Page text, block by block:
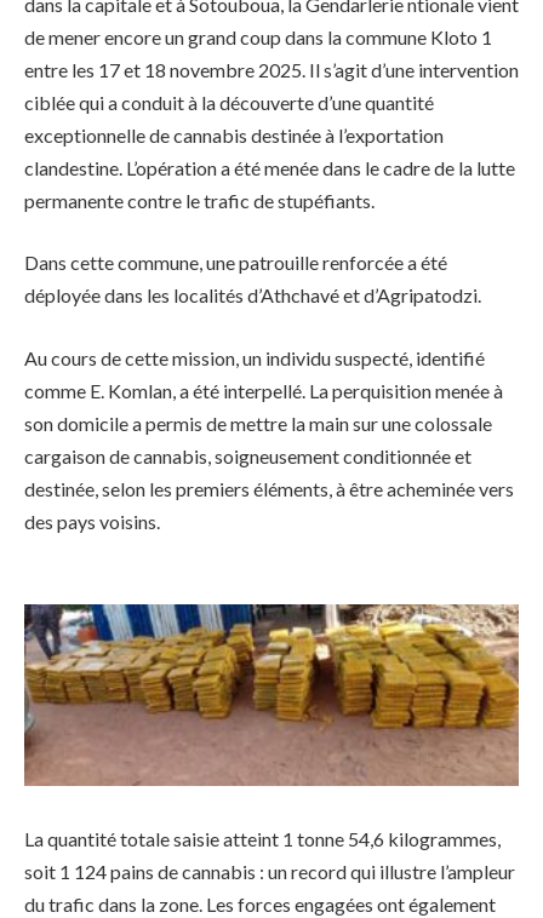
de mener encore un grand coup dans la commune Kloto 1
entre les 17 et 18 novembre 2025. Il s’agit d’une intervention
ciblée qui a conduit à la découverte d’une quantité
exceptionnelle de cannabis destinée à l’exportation
clandestine. L’opération a été menée dans le cadre de la lutte
permanente contre le trafic de stupéfiants.
Dans cette commune, une patrouille renforcée a été
déployée dans les localités d’Athchavé et d’Agripatodzi.
Au cours de cette mission, un individu suspecté, identifié
comme E. Komlan, a été interpellé. La perquisition menée à
son domicile a permis de mettre la main sur une colossale
cargaison de cannabis, soigneusement conditionnée et
destinée, selon les premiers éléments, à être acheminée vers
des pays voisins.
La quantité totale saisie atteint 1 tonne 54,6 kilogrammes,
soit 1 124 pains de cannabis : un record qui illustre l’ampleur
du trafic dans la zone. Les forces engagées ont également